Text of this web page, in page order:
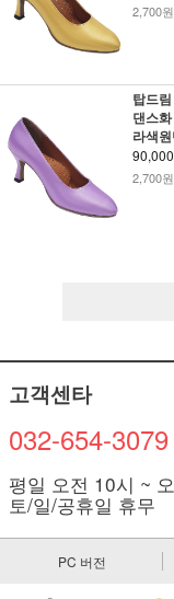
2,700
탑드
댄스
라색
2,700
고객센타
032-654-3079
평일 오전 10시 ~
토/일/공휴일 휴무
PC 버전